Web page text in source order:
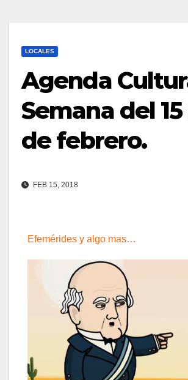
LOCALES
Agenda
Semana del 15
de febrero.
FEB 15, 2018
Efemérides y algo mas…